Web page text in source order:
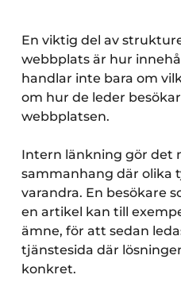
En viktig del av
webbplats är hur
handlar inte bara om
om hur de leder
webbplatsen.
Intern länkning gör det
sammanhang där olika
varandra. En besökare
en artikel kan till
ämne, för att sedan
tjänstesida där
konkret.